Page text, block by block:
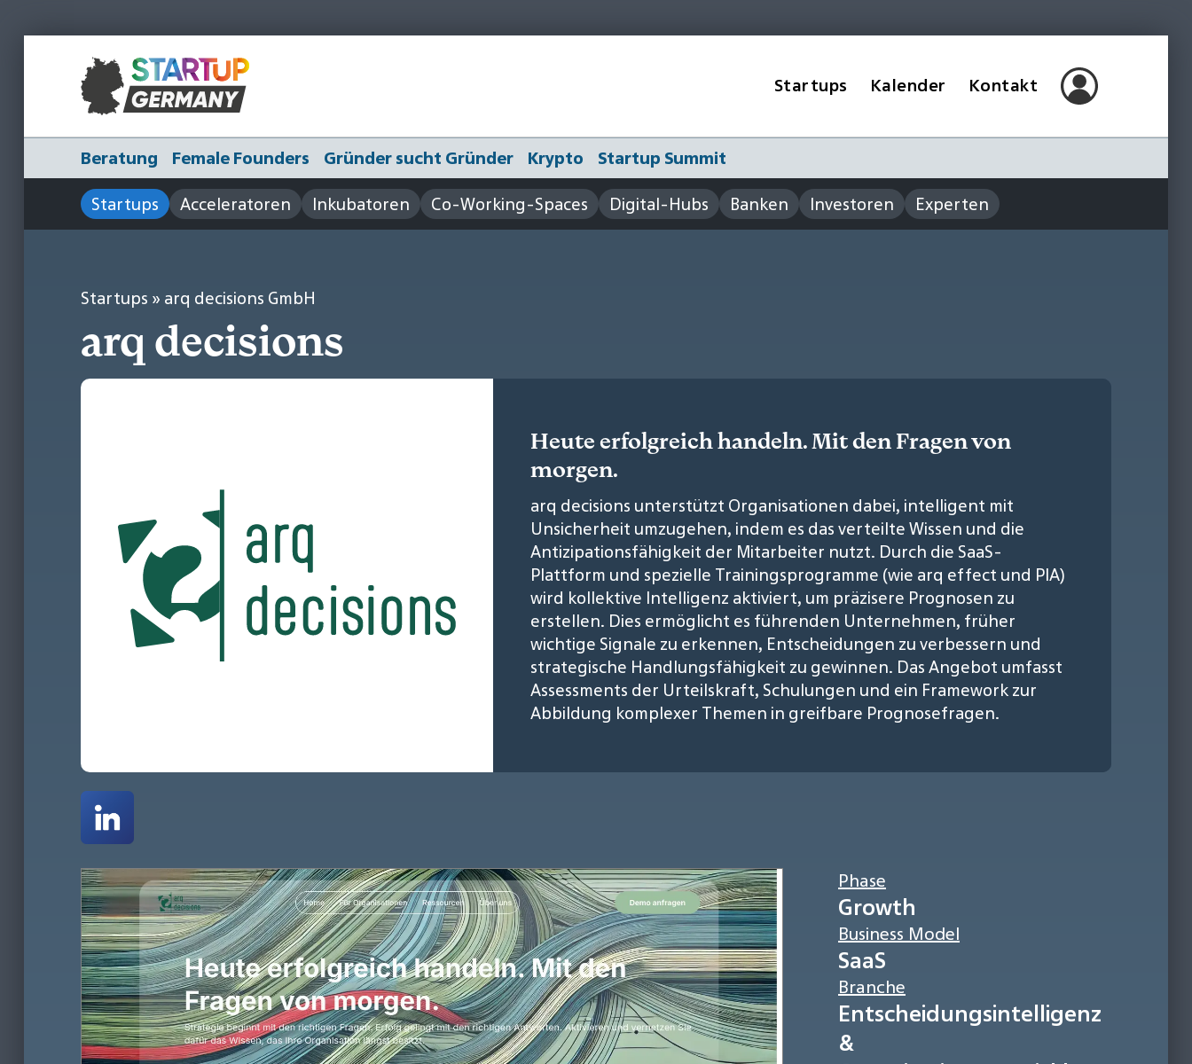
Startups Kalender Kontakt
Beratung Female Founders Gründer sucht Gründer Krypto
Startup Summit
Startups
Acceleratoren Inkubatoren Co-Working-Spaces Digital-Hubs Banken Investoren Experten
Startups » arq decisions GmbH
arq decisions
Heute erfolgreich handeln. Mit den Fragen von
morgen.
arq decisions unterstützt Organisationen dabei, intelligent mit
Unsicherheit umzugehen, indem es das verteilte Wissen und die
Antizipationsfähigkeit der Mitarbeiter nutzt. Durch die SaaS-
Plattform und spezielle Trainingsprogramme (wie arq effect und PIA)
wird kollektive Intelligenz aktiviert, um präzisere Prognosen zu
erstellen. Dies ermöglicht es führenden Unternehmen, früher
wichtige Signale zu erkennen, Entscheidungen zu verbessern und
strategische Handlungsfähigkeit zu gewinnen. Das Angebot umfasst
Assessments der Urteilskraft, Schulungen und ein Framework zur
Abbildung komplexer Themen in greifbare Prognosefragen.
Phase
Growth
Business Model
SaaS
Branche
Entscheidungsintelligenz
&